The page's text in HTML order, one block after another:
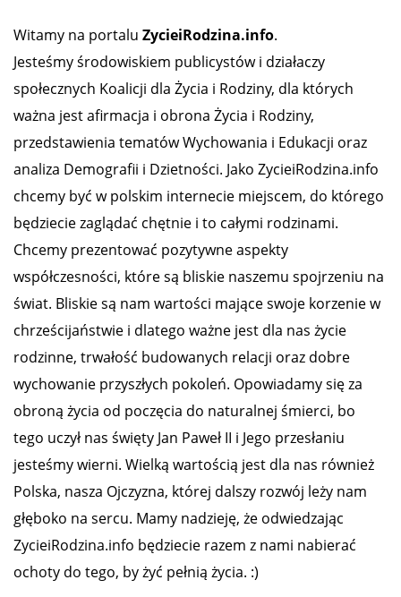
Witamy na portalu ZycieiRodzina.info.
Jesteśmy środowiskiem publicystów i działaczy
społecznych Koalicji dla Życia i Rodziny, dla których
ważna jest afirmacja i obrona Życia i Rodziny,
przedstawienia tematów Wychowania i Edukacji oraz
analiza Demografii i Dzietności. Jako ZycieiRodzina.info
chcemy być w polskim internecie miejscem, do którego
będziecie zaglądać chętnie i to całymi rodzinami.
Chcemy prezentować pozytywne aspekty
współczesności, które są bliskie naszemu spojrzeniu na
świat. Bliskie są nam wartości mające swoje korzenie w
chrześcijaństwie i dlatego ważne jest dla nas życie
rodzinne, trwałość budowanych relacji oraz dobre
wychowanie przyszłych pokoleń. Opowiadamy się za
obroną życia od poczęcia do naturalnej śmierci, bo
tego uczył nas święty Jan Paweł II i Jego przesłaniu
jesteśmy wierni. Wielką wartością jest dla nas również
Polska, nasza Ojczyzna, której dalszy rozwój leży nam
głęboko na sercu. Mamy nadzieję, że odwiedzając
ZycieiRodzina.info będziecie razem z nami nabierać
ochoty do tego, by żyć pełnią życia. :)